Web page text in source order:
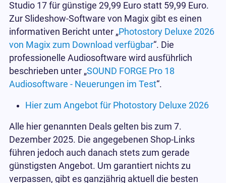
Studio 17 für günstige 29,99 Euro statt 59,99 Euro.
Zur Slideshow-Software von Magix gibt es einen
informativen Bericht unter „Photostory Deluxe 2026
von Magix zum Download verfügbar“. Die
professionelle Audiosoftware wird ausführlich
beschrieben unter „SOUND FORGE Pro 18
Audiosoftware - Neuerungen im Test“.
Hier zum Angebot für Photostory Deluxe 2026
Alle hier genannten Deals gelten bis zum 7.
Dezember 2025. Die angegebenen Shop-Links
führen jedoch auch danach stets zum gerade
günstigsten Angebot. Um garantiert nichts zu
verpassen, gibt es ganzjährig aktuell die besten